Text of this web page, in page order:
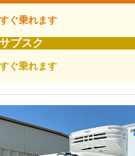
すぐ乗れます
サブスク
すぐ乗れます